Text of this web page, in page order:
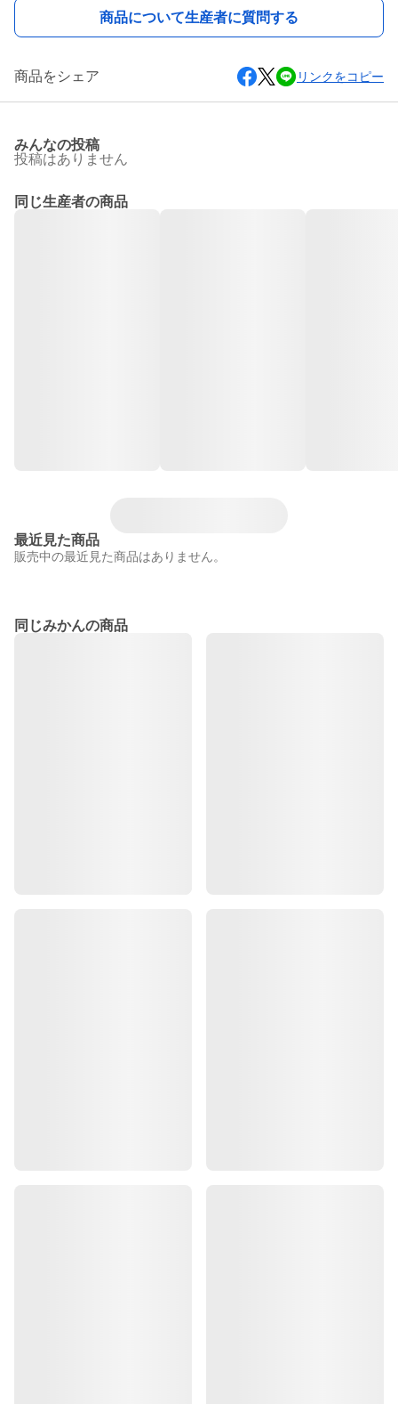
商品について生産者に質問する
商品をシェア リンクをコピー
みんなの投稿
投稿はありません
同じ生産者の商品
最近見た商品
販売中の最近見た商品はありません。
同じみかんの商品